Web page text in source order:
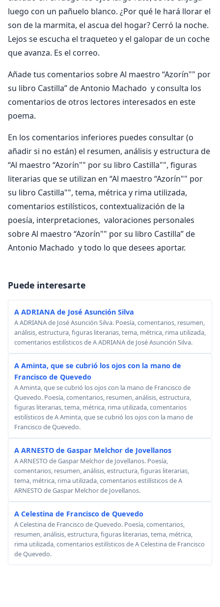
luego con un pañuelo blanco. ¿Por qué le hará llorar el
son de la marmita, el ascua del hogar? Cerró la noche.
Lejos se escucha el traqueteo y el galopar de un coche
que avanza. Es el correo.
Añade tus comentarios sobre Al maestro “Azorín"" por
su libro Castilla” de Antonio Machado y consulta los
comentarios de otros lectores interesados en este
poema.
En los comentarios inferiores puedes consultar (o
añadir si no están) el resumen, análisis y estructura de
“Al maestro “Azorín"" por su libro Castilla"", figuras
literarias que se utilizan en “Al maestro “Azorín"" por
su libro Castilla"", tema, métrica y rima utilizada,
comentarios estilísticos, contextualización de la
poesía, interpretaciones, valoraciones personales
sobre Al maestro “Azorín"" por su libro Castilla” de
Antonio Machado y todo lo que desees aportar.
Puede interesarte
A ADRIANA de José Asunción Silva
A ADRIANA de José Asunción Silva. Poesía, comentarios, resumen,
análisis, estructura, figuras literarias, tema, métrica, rima utilizada,
comentarios estilísticos de A ADRIANA de José Asunción Silva.
A Aminta, que se cubrió los ojos con la mano de
Francisco de Quevedo
A Aminta, que se cubrió los ojos con la mano de Francisco de
Quevedo. Poesía, comentarios, resumen, análisis, estructura,
figuras literarias, tema, métrica, rima utilizada, comentarios
estilísticos de A Aminta, que se cubrió los ojos con la mano de
Francisco de Quevedo.
A ARNESTO de Gaspar Melchor de Jovellanos
A ARNESTO de Gaspar Melchor de Jovellanos. Poesía,
comentarios, resumen, análisis, estructura, figuras literarias,
tema, métrica, rima utilizada, comentarios estilísticos de A
ARNESTO de Gaspar Melchor de Jovellanos.
A Celestina de Francisco de Quevedo
A Celestina de Francisco de Quevedo. Poesía, comentarios,
resumen, análisis, estructura, figuras literarias, tema, métrica,
rima utilizada, comentarios estilísticos de A Celestina de Francisco
de Quevedo.